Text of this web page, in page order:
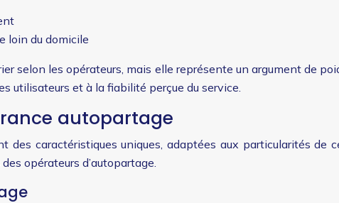
loin du domicile
selon les opérateurs, mais elle représente un argument de
utilisateurs et à la fiabilité perçue du service.
autopartage
des caractéristiques uniques, adaptées aux particularités
opérateurs d’autopartage.